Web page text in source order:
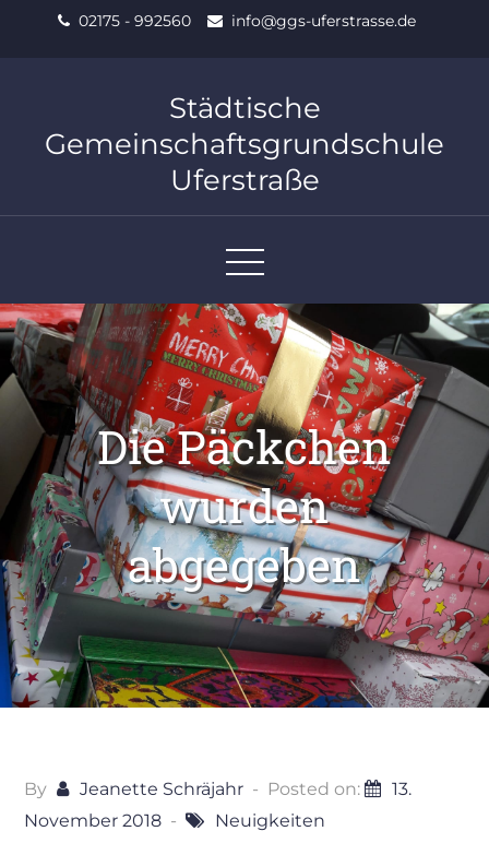
02175 - 992560 info@ggs-uferstrasse.de
Städtische
Gemeinschaftsgrundschule
Uferstraße
Die Päckchen
wurden
abgegeben
By Jeanette Schräjahr Posted on:
13.
November 2018
Neuigkeiten